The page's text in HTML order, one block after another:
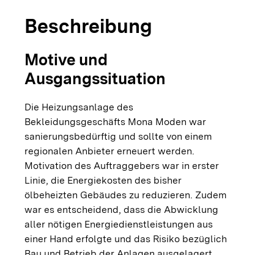
Beschreibung
Motive und
Ausgangssituation
Die Heizungsanlage des
Bekleidungsgeschäfts Mona Moden war
sanierungsbedürftig und sollte von einem
regionalen Anbieter erneuert werden.
Motivation des Auftraggebers war in erster
Linie, die Energiekosten des bisher
ölbeheizten Gebäudes zu reduzieren. Zudem
war es entscheidend, dass die Abwicklung
aller nötigen Energiedienstleistungen aus
einer Hand erfolgte und das Risiko bezüglich